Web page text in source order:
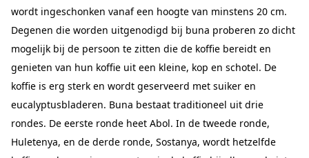
wordt ingeschonken vanaf een hoogte van minstens 20 cm.
Degenen die worden uitgenodigd bij buna proberen zo dicht
mogelijk bij de persoon te zitten die de koffie bereidt en
genieten van hun koffie uit een kleine, kop en schotel. De
koffie is erg sterk en wordt geserveerd met suiker en
eucalyptusbladeren. Buna bestaat traditioneel uit drie
rondes. De eerste ronde heet Abol. In de tweede ronde,
Huletenya, en de derde ronde, Sostanya, wordt hetzelfde